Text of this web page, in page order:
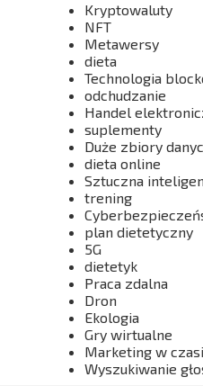
Kryptowaluty
NFT
Metawersy
dieta
Technologia
odchudzanie
Handel
suplementy
Duże zbiory
dieta online
Sztuczna
trening
plan dietetyczny
5G
dietetyk
Praca zdalna
Dron
Ekologia
Gry wirtualne
Marketing w
Wyszukiwanie